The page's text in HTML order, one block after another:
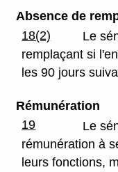
Absence de
18(2)
Le
remplaçant si
les 90 jours
Rémunération
19
Le
rémunération à
leurs fonctions,